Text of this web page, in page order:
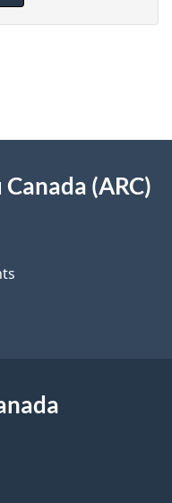
(ARC)